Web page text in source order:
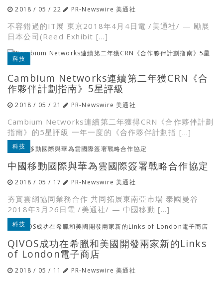
2018 / 05 / 22 PR-Newswire 美通社
不容錯過的IT展 東京2018年4月4日電 /美通社/ — 勵展
日本公司(Reed Exhibit […]
科技
Cambium Networks連續第二年獲CRN《合
作夥伴計劃指南》5星評級
2018 / 05 / 21 PR-Newswire 美通社
Cambium Networks連續第二年獲得CRN《合作夥伴計劃
指南》的5星評級 一年一度的《合作夥伴計劃指 […]
科技
中國移動國際與華為雲國際簽署戰略合作協定
2018 / 05 / 17 PR-Newswire 美通社
夯實雲網協同業務合作 共同拓展東南亞市場 泰國曼谷
2018年3月26日電 /美通社/ — 中國移動 […]
科技
QIVOS成功在希臘和美國開發兩家新的Links
of London電子商店
2018 / 05 / 11 PR-Newswire 美通社